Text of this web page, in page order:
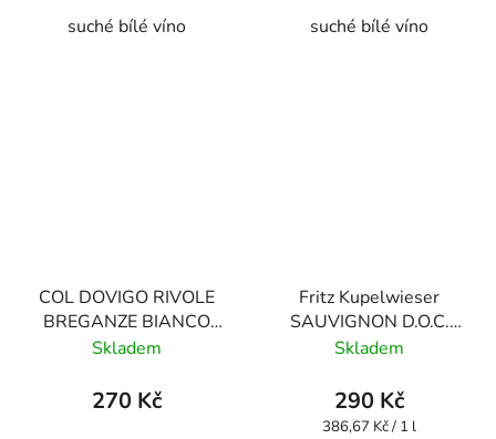
suché bílé víno suché bílé víno
COL DOVIGO RIVOLE
BREGANZE BIANCO
D.O.C.
Skladem
270 Kč
Fritz Kupelwieser
SAUVIGNON D.O.C.
Süd Tirol
Skladem
290 Kč
Měrná
386,67 Kč / 1 l